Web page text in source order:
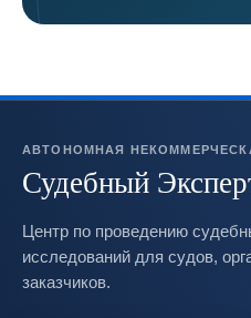
АВТОНОМНАЯ
Судебный
Центр по проведению
исследований для судов,
заказчиков.